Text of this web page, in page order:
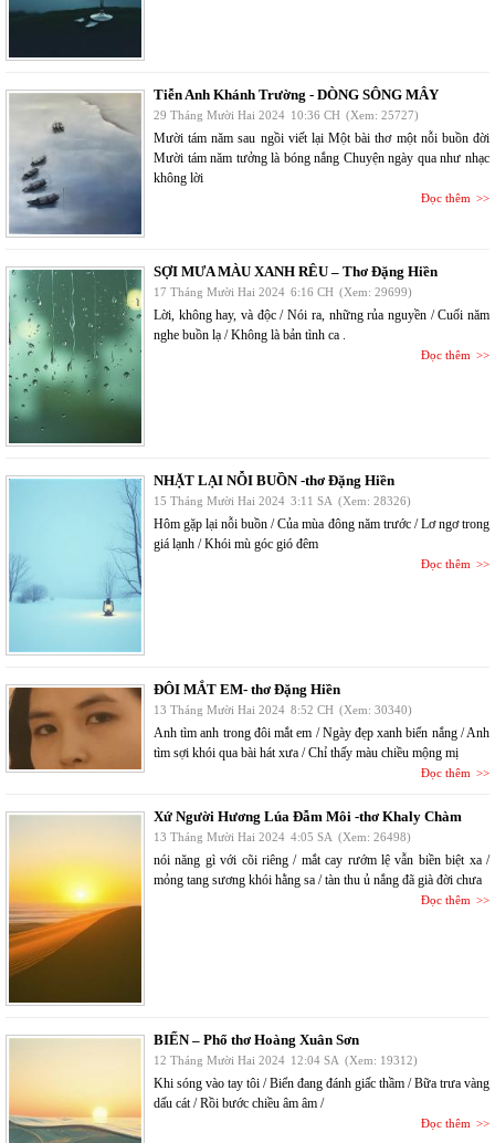
Tiễn Anh Khánh Trường - DÒNG SÔNG MÂY
29 Tháng Mười Hai 2024 10:36 CH (Xem: 25727)
Mười tám năm sau ngồi viết lại Một bài thơ một nỗi buồn đời
Mười tám năm tưởng là bóng nắng Chuyện ngày qua như nhạc
không lời
Đọc thêm
SỢI MƯA MÀU XANH RÊU – Thơ Đặng Hiền
17 Tháng Mười Hai 2024 6:16 CH (Xem: 29699)
Lời, không hay, và độc / Nói ra, những rủa nguyền / Cuối năm
nghe buồn lạ / Không là bản tình ca .
Đọc thêm
NHẶT LẠI NỖI BUỒN -thơ Đặng Hiền
15 Tháng Mười Hai 2024 3:11 SA (Xem: 28326)
Hôm gặp lại nỗi buồn / Của mùa đông năm trước / Lơ ngơ trong
giá lạnh / Khói mù góc gió đêm
Đọc thêm
ĐÔI MẮT EM- thơ Đặng Hiền
13 Tháng Mười Hai 2024 8:52 CH (Xem: 30340)
Anh tìm anh trong đôi mắt em / Ngày đẹp xanh biển nắng / Anh
tìm sợi khói qua bài hát xưa / Chỉ thấy màu chiều mộng mị
Đọc thêm
Xứ Người Hương Lúa Đẫm Môi -thơ Khaly Chàm
13 Tháng Mười Hai 2024 4:05 SA (Xem: 26498)
nói năng gì với cõi riêng / mắt cay rướm lệ vẫn biền biệt xa /
mỏng tang sương khói hằng sa / tàn thu ủ nắng đã già đời chưa
Đọc thêm
BIỂN – Phổ thơ Hoàng Xuân Sơn
12 Tháng Mười Hai 2024 12:04 SA (Xem: 19312)
Khi sóng vào tay tôi / Biển đang đánh giấc thầm / Bữa trưa vàng
dấu cát / Rồi bước chiều âm âm /
Đọc thêm